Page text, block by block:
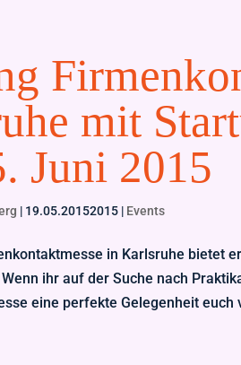
mit
Juni 2015
| 19.05.20152015 | Events
in Karlsruhe bietet
ihr auf der Suche nach
eine perfekte Gelegenheit euch